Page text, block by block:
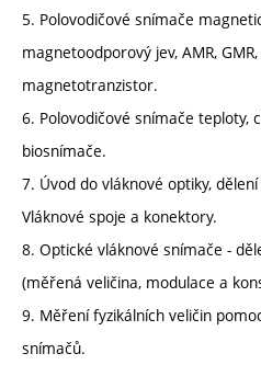
5. Polovodičové snímače
magnetoodporový jev, AMR,
magnetotranzistor.
6. Polovodičové snímače teploty,
biosnímače.
7. Úvod do vláknové optiky,
Vláknové spoje a konektory.
8. Optické vláknové snímače -
(měřená veličina, modulace a
9. Měření fyzikálních veličin
snímačů.